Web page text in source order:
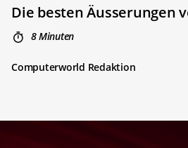
Die besten Äusserungen
8 Minuten
Computerworld Redaktion